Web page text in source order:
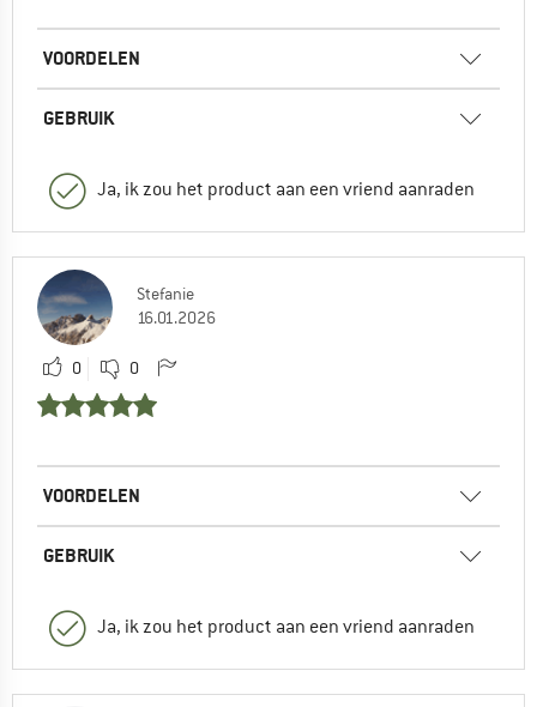
VOORDELEN
GEBRUIK
Ja, ik zou het product aan een vriend aanraden
Stefanie
16.01.2026
0 0
VOORDELEN
GEBRUIK
Ja, ik zou het product aan een vriend aanraden